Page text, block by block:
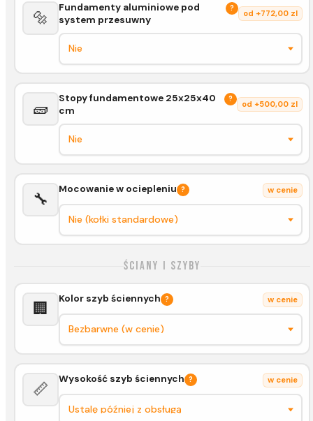
🔩
Fundamenty aluminiowe pod
system przesuwny
?
od +772,00 zl
🧱
Stopy fundamentowe 25x25x40
cm
?
od +500,00 zl
🔧
Mocowanie w ociepleniu ? w cenie
Ściany i szyby
🏢
Kolor szyb ściennych ? w cenie
📏
Wysokość szyb ściennych ? w cenie